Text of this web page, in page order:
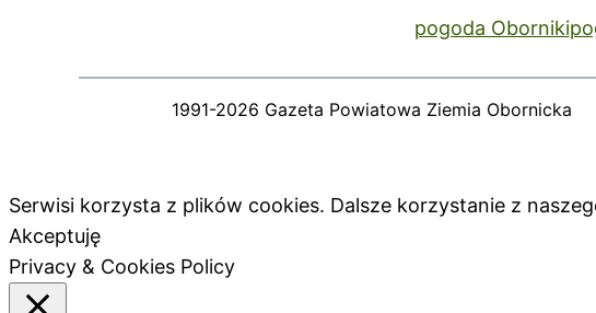
pogoda Oborniki
1991-2026 Gazeta Powiatowa Ziemia Obornicka
Serwisi korzysta z plików cookies. Dalsze korzystanie z
Akceptuję
Privacy & Cookies Policy